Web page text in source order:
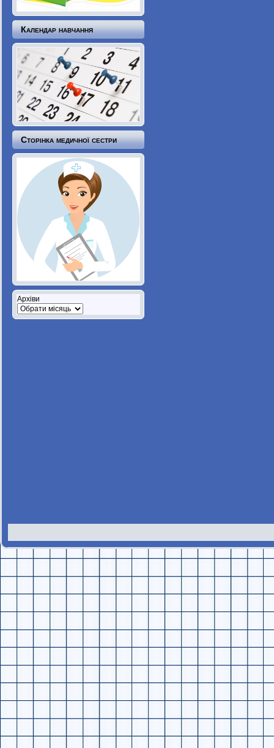
Календар навчання
Сторінка медичної сестри
Архіви